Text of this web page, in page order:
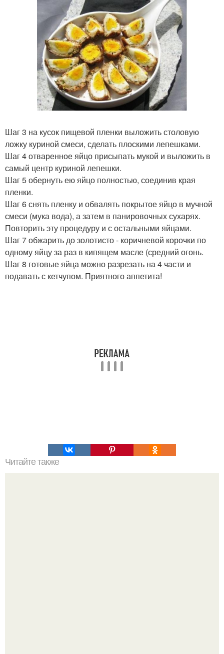
Шаг 3 на кусок пищевой пленки выложить столовую
ложку куриной смеси, сделать плоскими лепешками.
Шаг 4 отваренное яйцо присыпать мукой и выложить в
самый центр куриной лепешки.
Шаг 5 обернуть ею яйцо полностью, соединив края
пленки.
Шаг 6 снять пленку и обвалять покрытое яйцо в мучной
смеси (мука вода), а затем в панировочных сухарях.
Повторить эту процедуру и с остальными яйцами.
Шаг 7 обжарить до золотисто - коричневой корочки по
одному яйцу за раз в кипящем масле (средний огонь.
Шаг 8 готовые яйца можно разрезать на 4 части и
подавать с кетчупом. Приятного аппетита!
Читайте также